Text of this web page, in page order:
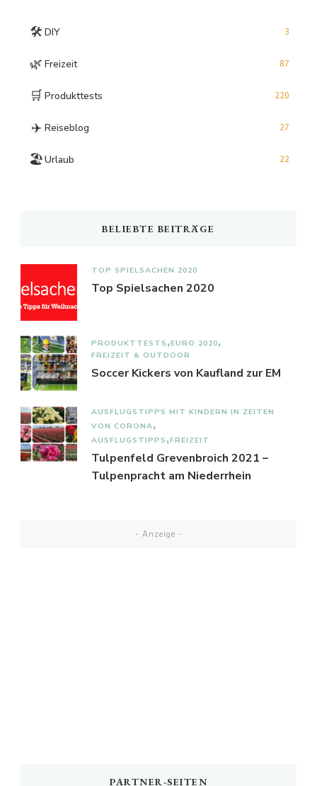
🛠️ DIY 3
🌿 Freizeit 87
🛒 Produkttests 220
✈️ Reiseblog 27
🏖️Urlaub 22
BELIEBTE BEITRÄGE
TOP SPIELSACHEN 2020
Top Spielsachen 2020
PRODUKTTESTS EURO 2020
FREIZEIT & OUTDOOR
Soccer Kickers von Kaufland zur EM
AUSFLUGSTIPPS MIT KINDERN IN ZEITEN
VON CORONA
AUSFLUGSTIPPS FREIZEIT
Tulpenfeld Grevenbroich 2021 –
Tulpenpracht am Niederrhein
- Anzeige -
PARTNER-SEITEN